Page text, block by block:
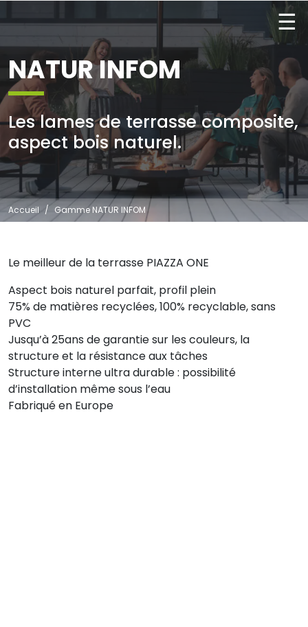
☰
NATUR INFOM
Les lames de terrasse composite,
aspect bois naturel.
Accueil Gamme NATUR INFOM
Le meilleur de la terrasse PIAZZA ONE
Aspect bois naturel parfait, profil plein
75% de matières recyclées, 100% recyclable, sans
PVC
Jusqu’à 25ans de garantie sur les couleurs, la
structure et la résistance aux tâches
Structure interne ultra durable : possibilité
d’installation même sous l’eau
Fabriqué en Europe